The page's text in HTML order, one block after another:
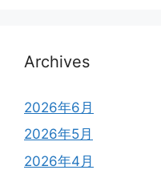
Archives
2026年6月
2026年5月
2026年4月